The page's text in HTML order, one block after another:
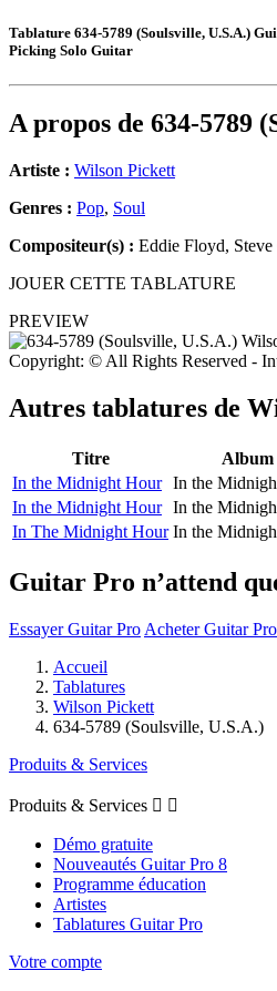
Tablature 634-5789 (Soulsville, U.S.A.)
Picking Solo Guitar
A propos de 634-5789
Artiste : Wilson Pickett
Genres : Pop, Soul
Compositeur(s) : Eddie Floyd, Steve
JOUER CETTE TABLATURE
PREVIEW
Copyright: © All Rights Reserved -
Autres tablatures de
Titre Album
In the Midnight Hour In the
In the Midnight Hour In the
In The Midnight Hour In the
Guitar Pro n’attend
Essayer Guitar Pro Acheter Guitar Pro
Accueil
Tablatures
Wilson Pickett
634-5789 (Soulsville, U.S.A.)
Produits & Services
Produits & Services  
Démo gratuite
Nouveautés Guitar Pro 8
Programme éducation
Artistes
Tablatures Guitar Pro
Votre compte